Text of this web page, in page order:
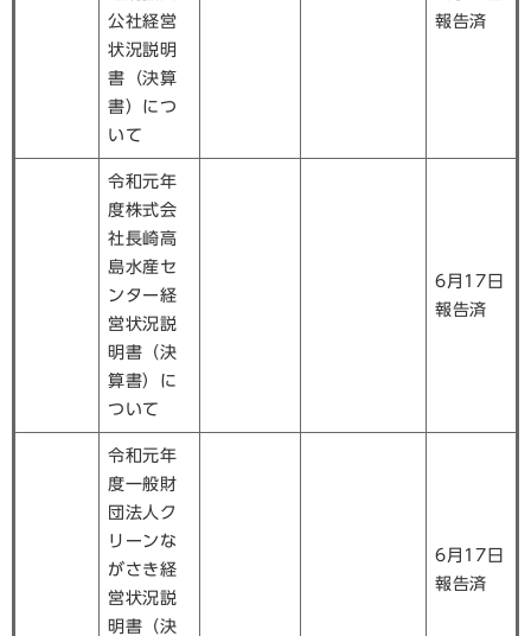
公社経営
状況説明
書（決算
書）につ
いて
報告済
令和元年
度株式会
社長崎高
島水産セ
ンター経
営状況説
明書（決
算書）に
ついて
6月17日
報告済
令和元年
度一般財
団法人ク
リーンな
がさき経
営状況説
明書（決
6月17日
報告済